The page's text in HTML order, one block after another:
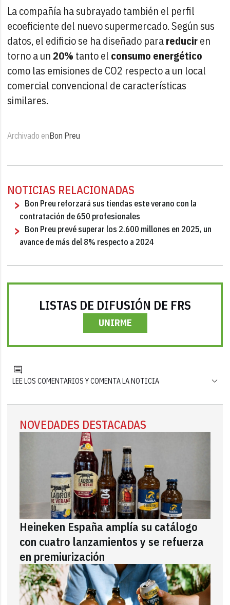
La compañía ha subrayado también el perfil
ecoeficiente del nuevo supermercado. Según sus
datos, el edificio se ha diseñado parareduciren
torno a un20% tanto el consumo energético
como las emisiones de CO2 respecto a un local
comercial convencional de características
similares.
Archivado enBon Preu
NOTICIAS RELACIONADAS
Bon Preu reforzará sus tiendas este verano con la
contratación de 650 profesionales
Bon Preu prevé superar los 2.600 millones en 2025, un
avance de más del 8% respecto a 2024
LISTAS DE DIFUSIÓN DE FRS
UNIRME
LEE LOS COMENTARIOS Y COMENTA LA NOTICIA
NOVEDADES DESTACADAS
Heineken España amplía su catálogo
con cuatro lanzamientos y se refuerza
en premiurización